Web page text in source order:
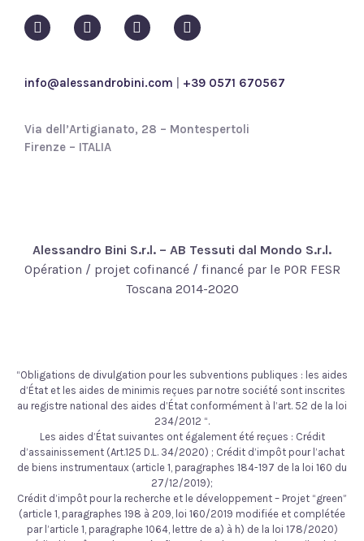
i
c
info@alessandrobini.com +39 0571 670567
Via dell’Artigianato, 28 – Montespertoli
Firenze – ITALIA
Alessandro Bini S.r.l. – AB Tessuti dal Mondo S.r.l.
Opération / projet cofinancé / financé par le POR FESR
Toscana 2014-2020
“Obligations de divulgation pour les subventions publiques : les aides
d’État et les aides de minimis reçues par notre société sont inscrites
au registre national des aides d’État conformément à l’art. 52 de la loi
234/2012 “.
Les aides d’État suivantes ont également été reçues : Crédit
d’assainissement (Art.125 D.L. 34/2020) ; Crédit d’impôt pour l’achat
de biens instrumentaux (article 1, paragraphes 184-197 de la loi 160 du
27/12/2019);
Crédit d’impôt pour la recherche et le développement – Projet “green”
(article 1, paragraphes 198 à 209, loi 160/2019 modifiée et complétée
par l’article 1, paragraphe 1064, lettre de a) à h) de la loi 178/2020)